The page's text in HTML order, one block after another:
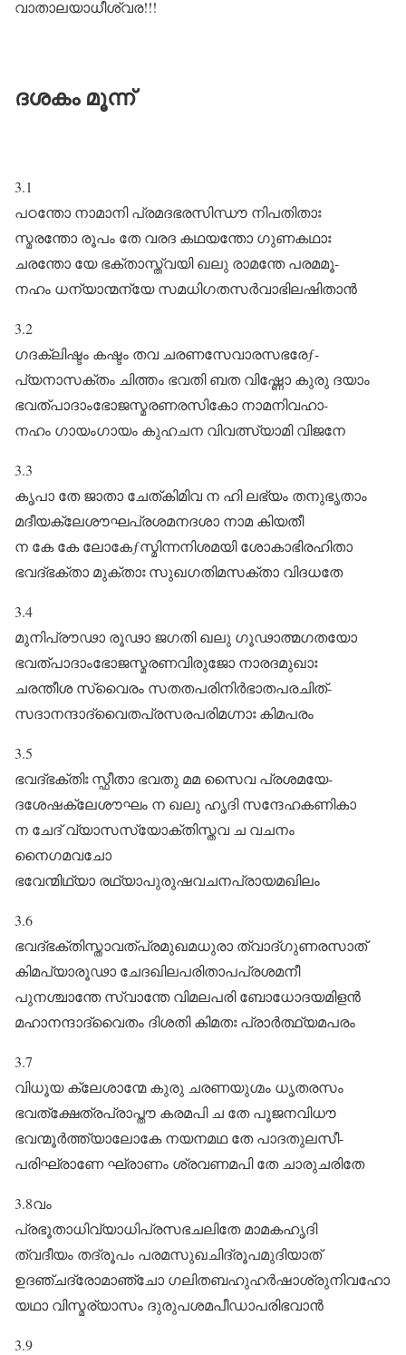
വാതാലയാധീശ്വര!!!
ദശകം മൂന്ന്
3.1
പഠന്തോ നാമാനി പ്രമദഭരസിന്ധൗ നിപതിതാഃ
സ്മരന്തോ രൂപം തേ വരദ കഥയന്തോ ഗുണകഥാഃ
ചരന്തോ യേ ഭക്താസ്ത്വയി ഖലു രാമന്തേ പരമമൂ-
നഹം ധന്യാന്മന്യേ സമധിഗതസർവാഭിലഷിതാൻ
3.2
ഗദക്ലിഷ്ടം കഷ്ടം തവ ചരണസേവാരസഭരേƒ-
പ്യനാസക്തം ചിത്തം ഭവതി ബത വിഷ്ണോ കുരു ദയാം
ഭവത്പാദാംഭോജസ്മരണരസികോ നാമനിവഹാ-
നഹം ഗായംഗായം കുഹചന വിവത്സ്യാമി വിജനേ
3.3
കൃപാ തേ ജാതാ ചേത്കിമിവ ന ഹി ലഭ്യം തനുഭൃതാം
മദീയക്ലേശൗഘപ്രശമനദശാ നാമ കിയതീ
ന കേ കേ ലോകേƒസ്മിന്നനിശമയി ശോകാഭിരഹിതാ
ഭവദ്ഭക്താ മുക്താഃ സുഖഗതിമസക്താ വിദധതേ
3.4
മുനിപ്രൗഢാ രൂഢാ ജഗതി ഖലു ഗൂഢാത്മഗതയോ
ഭവത്പാദാംഭോജസ്മരണവിരുജോ നാരദമുഖാഃ
ചരന്തീശ സ്വൈരം സതതപരിനിർഭാതപരചിത്‌-
സദാനന്ദാദ്വൈതപ്രസരപരിമഗ്നാഃ കിമപരം
3.5
ഭവദ്ഭക്തിഃ സ്ഫീതാ ഭവതു മമ സൈവ പ്രശമയേ-
ദശേഷക്ലേശൗഘം ന ഖലു ഹൃദി സന്ദേഹകണികാ
ന ചേദ്‌ വ്യാസസ്യോക്തിസ്തവ ച വചനം
നൈഗമവചോ
ഭവേന്മിഥ്യാ രഥ്യാപുരുഷവചനപ്രായമഖിലം
3.6
ഭവദ്ഭക്തിസ്താവത്പ്രമുഖമധുരാ ത്വാദ്ഗുണരസാത്‌
കിമപ്യാരൂഢാ ചേദഖിലപരിതാപപ്രശമനീ
പുനശ്ചാന്തേ സ്വാന്തേ വിമലപരി ബോധോദയമിളൻ
മഹാനന്ദാദ്വൈതം ദിശതി കിമതഃ പ്രാർത്ഥ്യമപരം
3.7
വിധൂയ ക്ലേശാന്മേ കുരു ചരണയുഗ്മം ധൃതരസം
ഭവത്ക്ഷേത്രപ്രാപ്തൗ കരമപി ച തേ പൂജനവിധൗ
ഭവന്മൂർത്ത്യാലോകേ നയനമഥ തേ പാദതുലസീ-
പരിഘ്രാണേ ഘ്രാണം ശ്രവണമപി തേ ചാരുചരിതേ
3.8വം
പ്രഭൂതാധിവ്യാധിപ്രസഭചലിതേ മാമകഹൃദി
ത്വദീയം തദ്രൂപം പരമസുഖചിദ്രൂപമുദിയാത്‌
ഉദഞ്ചദ്രോമാഞ്ചോ ഗലിതബഹുഹർഷാശ്രുനിവഹോ
യഥാ വിസ്മര്യാസം ദുരുപശമപീഡാപരിഭവാൻ
3.9